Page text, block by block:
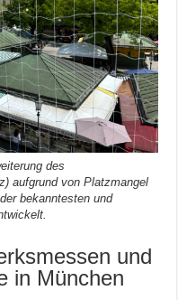
des
aufgrund von Platzmangel
bekanntesten und
und
in München